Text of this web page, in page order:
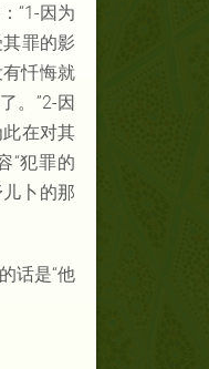
“1-因为
罪的影
忏悔就
。”2-因
在对其
“犯罪的
卜的那
话是“他